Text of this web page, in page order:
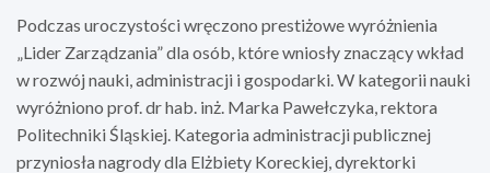
Podczas uroczystości wręczono prestiżowe wyróżnienia
„Lider Zarządzania” dla osób, które wniosły znaczący wkład
w rozwój nauki, administracji i gospodarki. W kategorii nauki
wyróżniono prof. dr hab. inż. Marka Pawełczyka, rektora
Politechniki Śląskiej. Kategoria administracji publicznej
przyniosła nagrody dla Elżbiety Koreckiej, dyrektorki